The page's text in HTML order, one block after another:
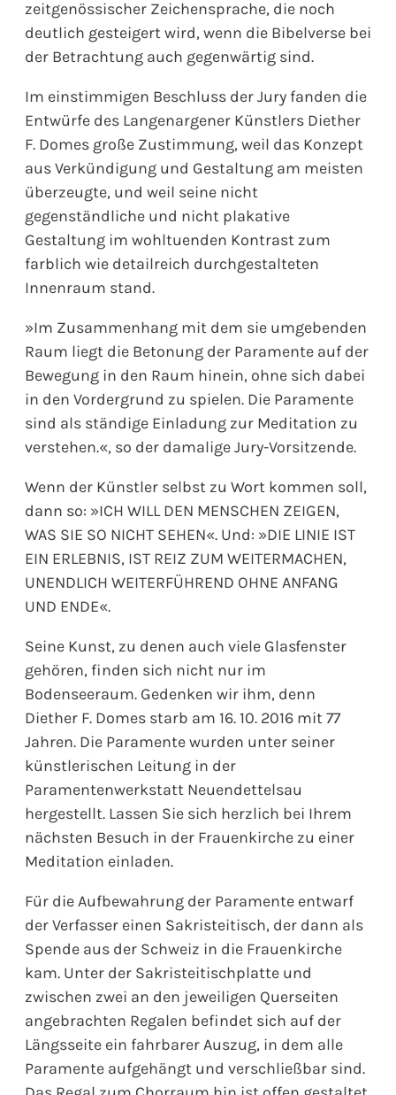
zeitgenössischer Zeichensprache, die noch
deutlich gesteigert wird, wenn die Bibelverse bei
der Betrachtung auch gegenwärtig sind.
Im einstimmigen Beschluss der Jury fanden die
Entwürfe des Langenargener Künstlers Diether
F. Domes große Zustimmung, weil das Konzept
aus Verkündigung und Gestaltung am meisten
überzeugte, und weil seine nicht
gegenständliche und nicht plakative
Gestaltung im wohltuenden Kontrast zum
farblich wie detailreich durchgestalteten
Innenraum stand.
»Im Zusammenhang mit dem sie umgebenden
Raum liegt die Betonung der Paramente auf der
Bewegung in den Raum hinein, ohne sich dabei
in den Vordergrund zu spielen. Die Paramente
sind als ständige Einladung zur Meditation zu
verstehen.«, so der damalige Jury-Vorsitzende.
Wenn der Künstler selbst zu Wort kommen soll,
dann so: »ICH WILL DEN MENSCHEN ZEIGEN,
WAS SIE SO NICHT SEHEN«. Und: »DIE LINIE IST
EIN ERLEBNIS, IST REIZ ZUM WEITERMACHEN,
UNENDLICH WEITERFÜHREND OHNE ANFANG
UND ENDE«.
Seine Kunst, zu denen auch viele Glasfenster
gehören, finden sich nicht nur im
Bodenseeraum. Gedenken wir ihm, denn
Diether F. Domes starb am 16. 10. 2016 mit 77
Jahren. Die Paramente wurden unter seiner
künstlerischen Leitung in der
Paramentenwerkstatt Neuendettelsau
hergestellt. Lassen Sie sich herzlich bei Ihrem
nächsten Besuch in der Frauenkirche zu einer
Meditation einladen.
Für die Aufbewahrung der Paramente entwarf
der Verfasser einen Sakristeitisch, der dann als
Spende aus der Schweiz in die Frauenkirche
kam. Unter der Sakristeitischplatte und
zwischen zwei an den jeweiligen Querseiten
angebrachten Regalen befindet sich auf der
Längsseite ein fahrbarer Auszug, in dem alle
Paramente aufgehängt und verschließbar sind.